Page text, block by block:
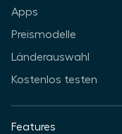
Apps
Preismodelle
Länderauswahl
Kostenlos testen
Features